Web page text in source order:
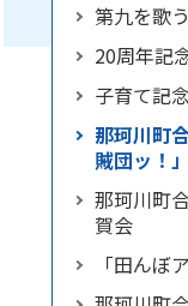
第九を歌
20周年記
子育て記
那珂川町
賊団ッ！
那珂川町
賀会
「田んぼ